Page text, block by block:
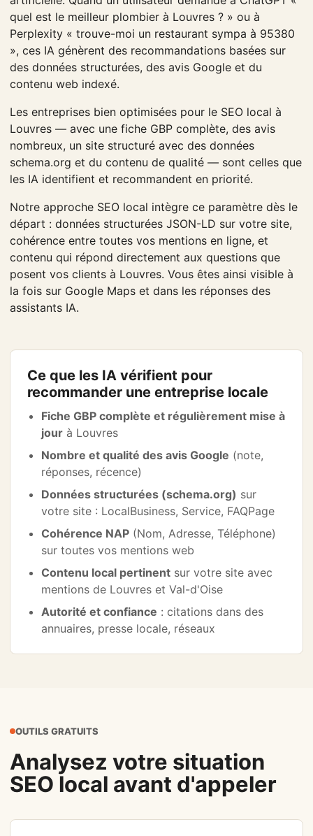
quel est le meilleur plombier à Louvres ? » ou à
Perplexity « trouve-moi un restaurant sympa à 95380
», ces IA génèrent des recommandations basées sur
des données structurées, des avis Google et du
contenu web indexé.
Les entreprises bien optimisées pour le SEO local à
Louvres — avec une fiche GBP complète, des avis
nombreux, un site structuré avec des données
schema.org et du contenu de qualité — sont celles que
les IA identifient et recommandent en priorité.
Notre approche SEO local intègre ce paramètre dès le
départ : données structurées JSON-LD sur votre site,
cohérence entre toutes vos mentions en ligne, et
contenu qui répond directement aux questions que
posent vos clients à Louvres. Vous êtes ainsi visible à
la fois sur Google Maps et dans les réponses des
assistants IA.
Ce que les IA vérifient pour
recommander une entreprise locale
Fiche GBP complète et régulièrement mise à
jour à Louvres
Nombre et qualité des avis Google (note,
réponses, récence)
Données structurées (schema.org) sur
votre site : LocalBusiness, Service, FAQPage
Cohérence NAP (Nom, Adresse, Téléphone)
sur toutes vos mentions web
Contenu local pertinent sur votre site avec
mentions de Louvres et Val-d'Oise
Autorité et confiance : citations dans des
annuaires, presse locale, réseaux
OUTILS GRATUITS
Analysez votre situation
SEO local avant d'appeler